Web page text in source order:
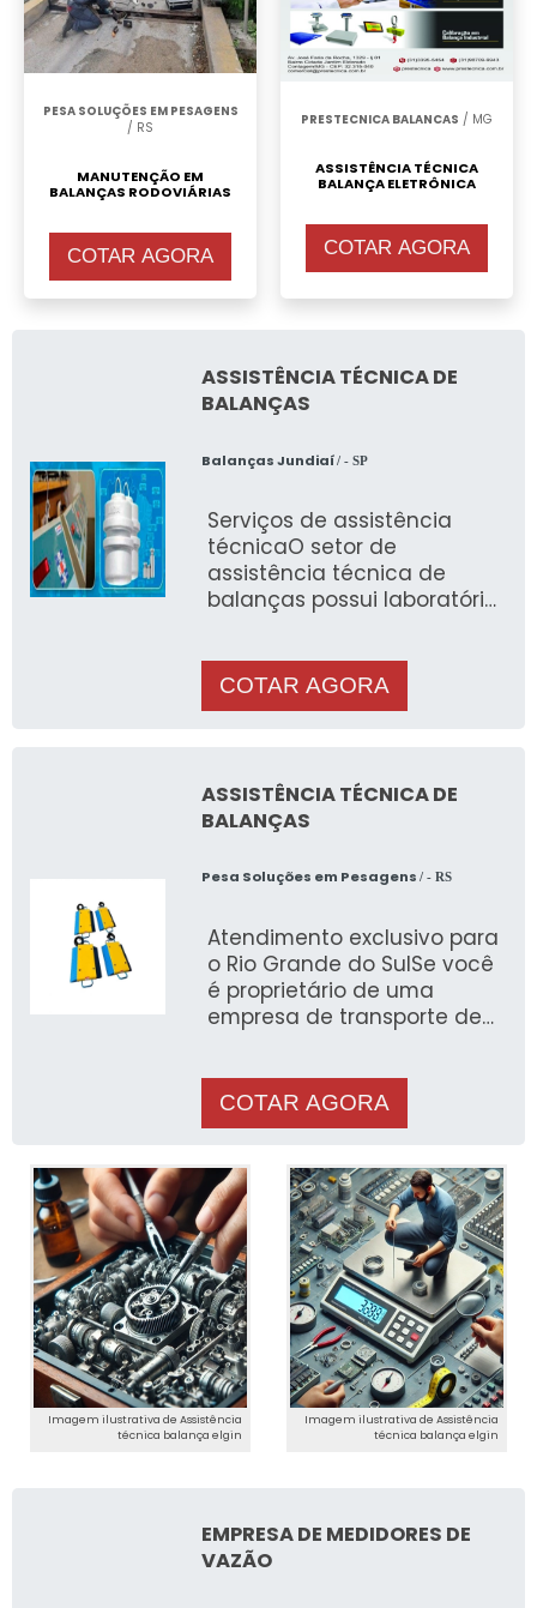
PESA SOLUÇÕES EM PESAGENS
/ RS
MANUTENÇÃO EM
BALANÇAS RODOVIÁRIAS
COTAR AGORA
PRESTECNICA BALANCAS / MG
ASSISTÊNCIA TÉCNICA
BALANÇA ELETRÔNICA
COTAR AGORA
ASSISTÊNCIA TÉCNICA DE
BALANÇAS
Balanças Jundiaí/ - SP
Serviços de assistência
técnicaO setor de
assistência técnica de
balanças possui laboratório
COTAR AGORA
ASSISTÊNCIA TÉCNICA DE
BALANÇAS
Pesa Soluções em Pesagens / - RS
Atendimento exclusivo para
o Rio Grande do SulSe você
é proprietário de uma
empresa de transporte de
COTAR AGORA
Imagem ilustrativa de Assistência
técnica balança elgin
Imagem ilustrativa de Assistência
técnica balança elgin
EMPRESA DE MEDIDORES DE
VAZÃO